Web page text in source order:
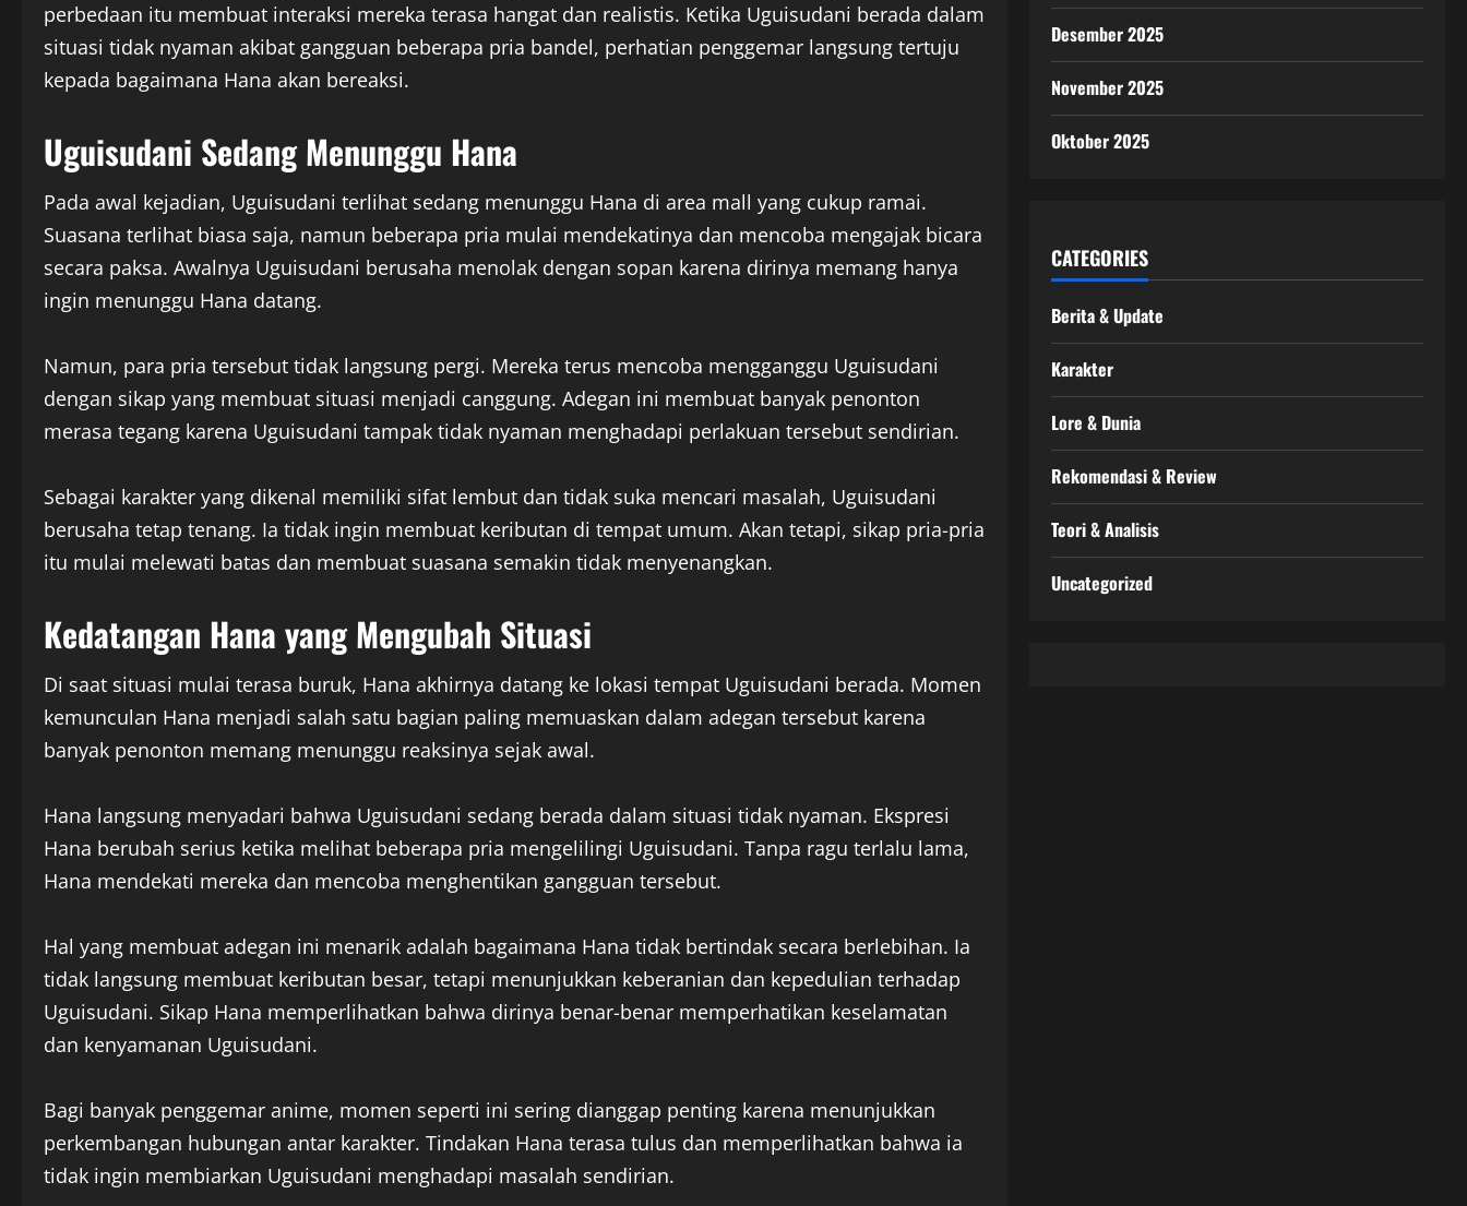
perbedaan itu membuat interaksi mereka terasa hangat dan realistis. Ketika Uguisudani berada dalam
situasi tidak nyaman akibat gangguan beberapa pria bandel, perhatian penggemar langsung tertuju
kepada bagaimana Hana akan bereaksi.
Uguisudani Sedang Menunggu Hana
Pada awal kejadian, Uguisudani terlihat sedang menunggu Hana di area mall yang cukup ramai.
Suasana terlihat biasa saja, namun beberapa pria mulai mendekatinya dan mencoba mengajak bicara
secara paksa. Awalnya Uguisudani berusaha menolak dengan sopan karena dirinya memang hanya
ingin menunggu Hana datang.
Namun, para pria tersebut tidak langsung pergi. Mereka terus mencoba mengganggu Uguisudani
dengan sikap yang membuat situasi menjadi canggung. Adegan ini membuat banyak penonton
merasa tegang karena Uguisudani tampak tidak nyaman menghadapi perlakuan tersebut sendirian.
Sebagai karakter yang dikenal memiliki sifat lembut dan tidak suka mencari masalah, Uguisudani
berusaha tetap tenang. Ia tidak ingin membuat keributan di tempat umum. Akan tetapi, sikap pria-pria
itu mulai melewati batas dan membuat suasana semakin tidak menyenangkan.
Kedatangan Hana yang Mengubah Situasi
Di saat situasi mulai terasa buruk, Hana akhirnya datang ke lokasi tempat Uguisudani berada. Momen
kemunculan Hana menjadi salah satu bagian paling memuaskan dalam adegan tersebut karena
banyak penonton memang menunggu reaksinya sejak awal.
Hana langsung menyadari bahwa Uguisudani sedang berada dalam situasi tidak nyaman. Ekspresi
Hana berubah serius ketika melihat beberapa pria mengelilingi Uguisudani. Tanpa ragu terlalu lama,
Hana mendekati mereka dan mencoba menghentikan gangguan tersebut.
Hal yang membuat adegan ini menarik adalah bagaimana Hana tidak bertindak secara berlebihan. Ia
tidak langsung membuat keributan besar, tetapi menunjukkan keberanian dan kepedulian terhadap
Uguisudani. Sikap Hana memperlihatkan bahwa dirinya benar-benar memperhatikan keselamatan
dan kenyamanan Uguisudani.
Bagi banyak penggemar anime, momen seperti ini sering dianggap penting karena menunjukkan
perkembangan hubungan antar karakter. Tindakan Hana terasa tulus dan memperlihatkan bahwa ia
tidak ingin membiarkan Uguisudani menghadapi masalah sendirian.
Desember 2025
November 2025
Oktober 2025
CATEGORIES
Berita & Update
Karakter
Lore & Dunia
Rekomendasi & Review
Teori & Analisis
Uncategorized